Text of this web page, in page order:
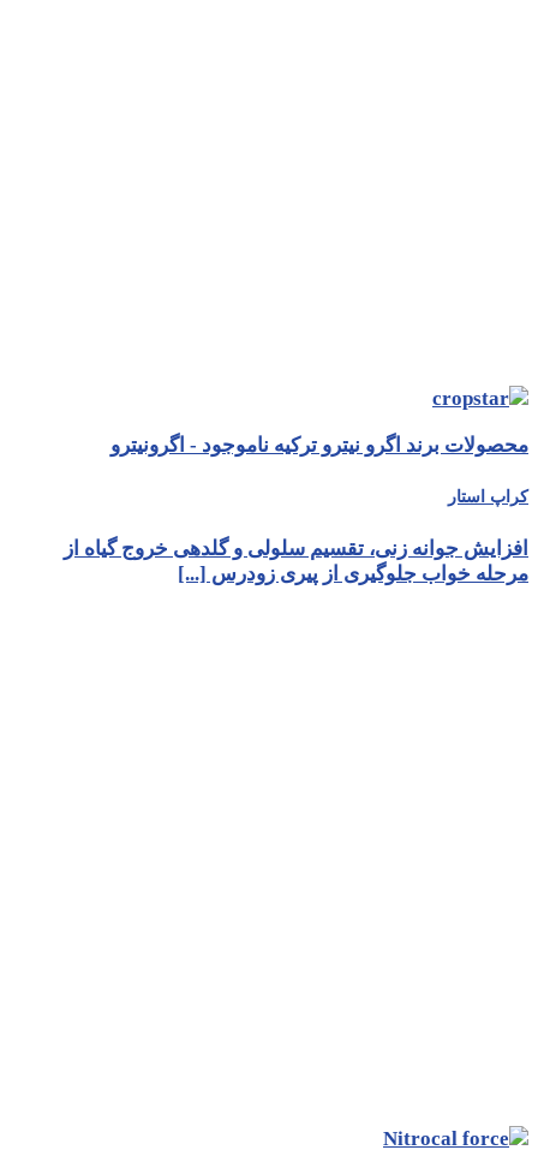
محصولات برند اگرو نیترو ترکیه ناموجود - اگرونیترو
کراپ استار
افزایش جوانه زنی، تقسیم سلولی و گلدهی خروج گیاه از
مرحله خواب جلوگیری از پیری زودرس [...]